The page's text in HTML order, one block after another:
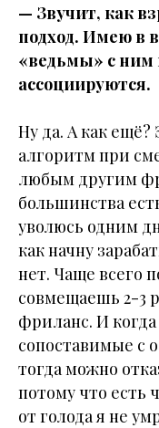
— Звучит, как
подход. Имею в
«ведьмы» с ним
ассоциируются.
Ну да. А как
алгоритм при
любым другим
большинства
уволюсь одним
как начну
нет. Чаще всего
совмещаешь 2-3
фриланс. И
сопоставимые с
тогда можно
потому что есть
от голода я не